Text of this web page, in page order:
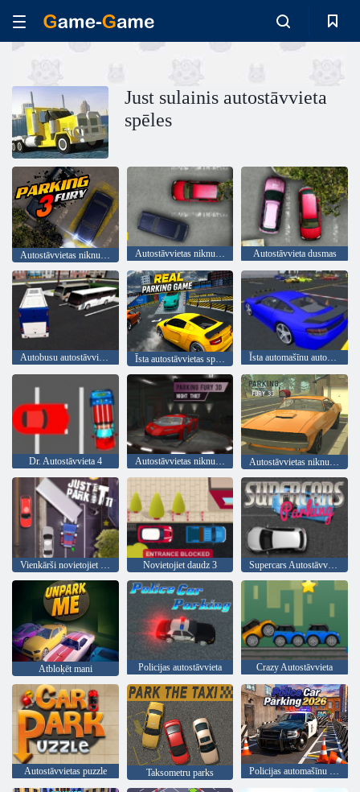
Just sulainis autostāvvieta
spēles
Autostāvvietas niknums 3 Autostāvvietas niknums 2 Autostāvvieta dusmas
Autobusu autostāvvieta 3D Īsta autostāvvietas spēle Īsta automašīnu autostāvvieta 2020
Dr. Autostāvvieta 4 Autostāvvietas niknums 3D: nakts zaglis Autostāvvietas niknums 3d
Vienkārši novietojiet to 11 Novietojiet daudz 3 Supercars Autostāvvieta
Atbloķēt mani Policijas autostāvvieta Crazy Autostāvvieta
Autostāvvietas puzzle Taksometru parks Policijas automašīnu stāvvieta 2026